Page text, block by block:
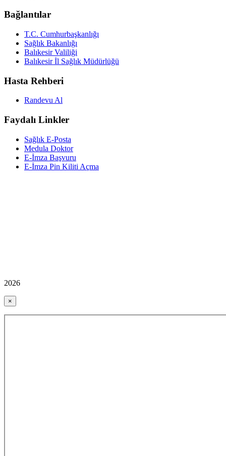
Bağlantılar
T.C. Cumhurbaşkanlığı
Sağlık Bakanlığı
Balıkesir Valiliği
Balıkesir İl Sağlık Müdürlüğü
Hasta Rehberi
Randevu Al
Faydalı Linkler
Sağlık E-Posta
Medula Doktor
E-İmza Başvuru
E-İmza Pin Kiliti Açma
2026
×